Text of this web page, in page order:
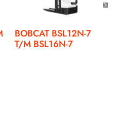
BOBCAT BSL12N-7
T/M BSL16N-7